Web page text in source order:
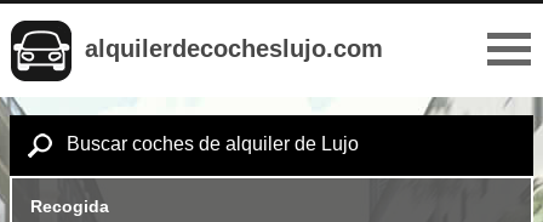
alquilerdecocheslujo.com
Buscar coches de alquiler de Lujo
Recogida